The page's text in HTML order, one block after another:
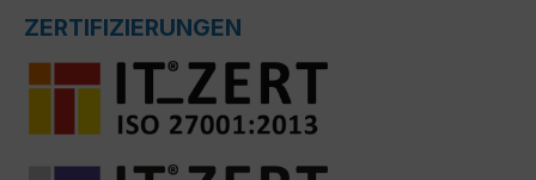
ZERTIFIZIERUNGEN